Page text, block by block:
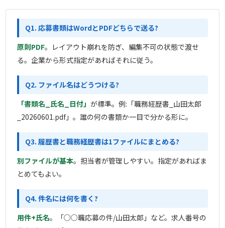
Q1. 応募書類はWordとPDFどちらで送る?
原則PDF。レイアウト崩れを防ぎ、編集不可の状態で渡せ
る。企業から形式指定があればそれに従う。
Q2. ファイル名はどうつける?
「書類名_氏名_日付」が標準。例:「職務経歴書_山田太郎
_20260601.pdf」。誰の何の書類か一目で分かる形に。
Q3. 履歴書と職務経歴書は1ファイルにまとめる?
別ファイルが基本。担当者が管理しやすい。指定があればま
とめてもよい。
Q4. 件名には何を書く?
用件+氏名。「○○職応募の件/山田太郎」など。求人番号の